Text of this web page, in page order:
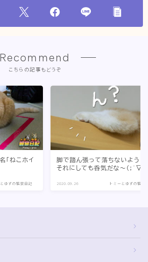
Recommend
こちらの記事もどうぞ
「ねこホイ
ゆずの観察日記
脚で踏ん張って落ちないよう
それにしても呑気だな〜(;´▽
2020.09.26 トミーとゆずの観察